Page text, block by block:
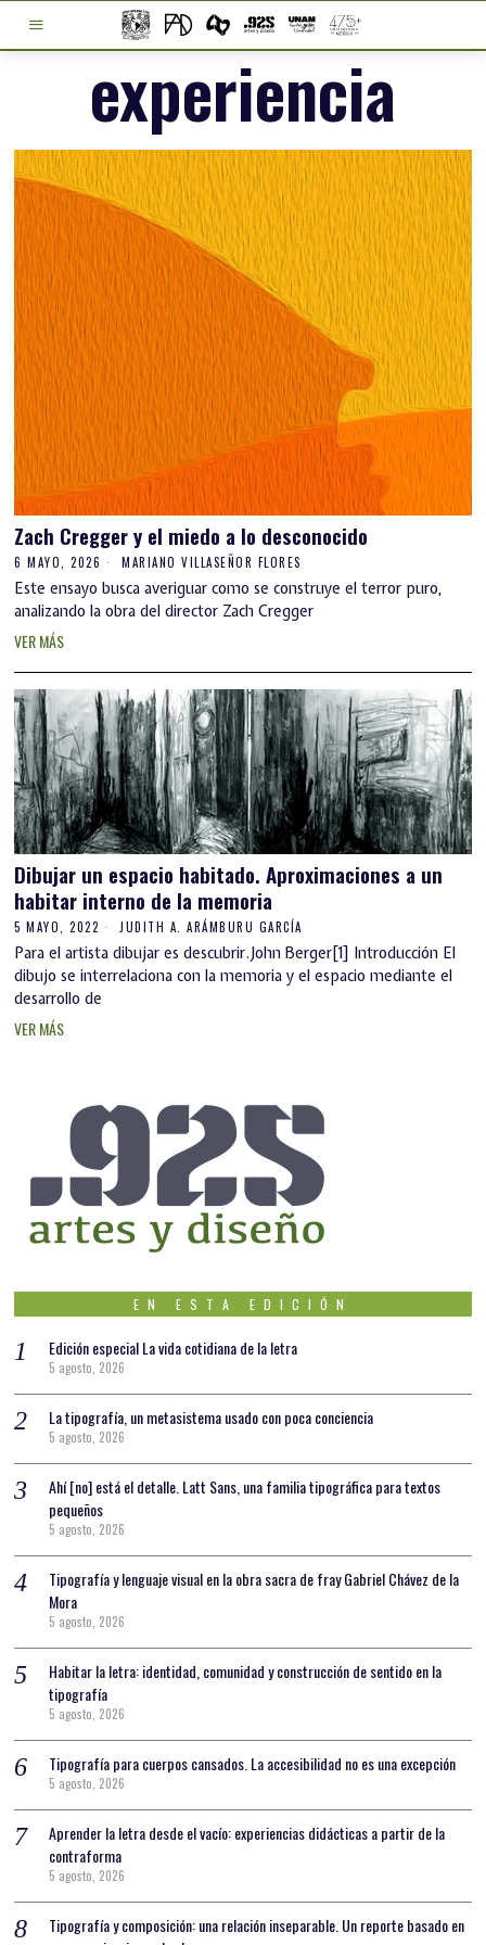
experiencia
Zach Cregger y el miedo a lo desconocido
6 MAYO, 2026 MARIANO VILLASEÑOR FLORES
Este ensayo busca averiguar como se construye el terror puro,
analizando la obra del director Zach Cregger
VER MÁS
Dibujar un espacio habitado. Aproximaciones a un
habitar interno de la memoria
5 MAYO, 2022 JUDITH A. ARÁMBURU GARCÍA
Para el artista dibujar es descubrir.John Berger[1] Introducción El
dibujo se interrelaciona con la memoria y el espacio mediante el
desarrollo de
VER MÁS
EN ESTA EDICIÓN
Edición especial La vida cotidiana de la letra
5 agosto, 2026
La tipografía, un metasistema usado con poca conciencia
5 agosto, 2026
Ahí [no] está el detalle. Latt Sans, una familia tipográfica para textos
pequeños
5 agosto, 2026
Tipografía y lenguaje visual en la obra sacra de fray Gabriel Chávez de la
Mora
5 agosto, 2026
Habitar la letra: identidad, comunidad y construcción de sentido en la
tipografía
5 agosto, 2026
Tipografía para cuerpos cansados. La accesibilidad no es una excepción
5 agosto, 2026
Aprender la letra desde el vacío: experiencias didácticas a partir de la
contraforma
5 agosto, 2026
Tipografía y composición: una relación inseparable. Un reporte basado en